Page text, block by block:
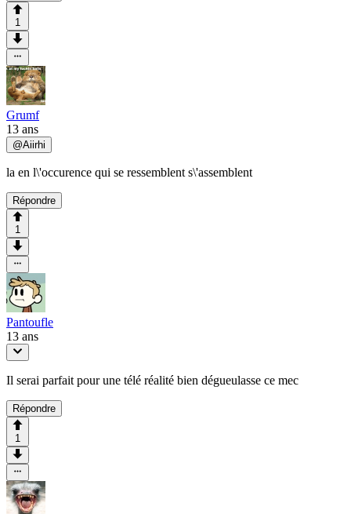
1
Grumf
13 ans
@Aiirhi
la en l\'occurence qui se ressemblent s\'assemblent
Répondre
1
Pantoufle
13 ans
Il serai parfait pour une télé réalité bien dégueulasse ce mec
Répondre
1